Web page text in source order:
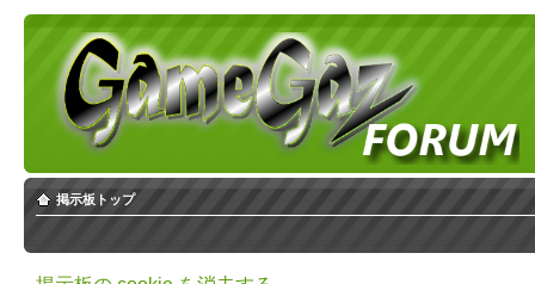
掲示板トップ